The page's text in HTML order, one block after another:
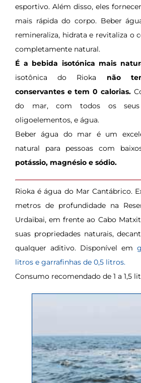
esportivo. Além disso, eles
mais rápida do corpo. Beber
remineraliza, hidrata e revitaliza o
completamente natural.
É a bebida isotónica mais
isotônica do Rioka não
conservantes e tem 0 calorias.
do mar, com todos os
oligoelementos, e água.
Beber água do mar é um
natural para pessoas com
potássio, magnésio e sódio.
Rioka é água do Mar Cantábrico.
metros de profundidade na
Urdaibai, em frente ao Cabo
suas propriedades naturais,
qualquer aditivo. Disponível em
litros e garrafinhas de 0,5 litros.
Consumo recomendado de 1 a 1,5